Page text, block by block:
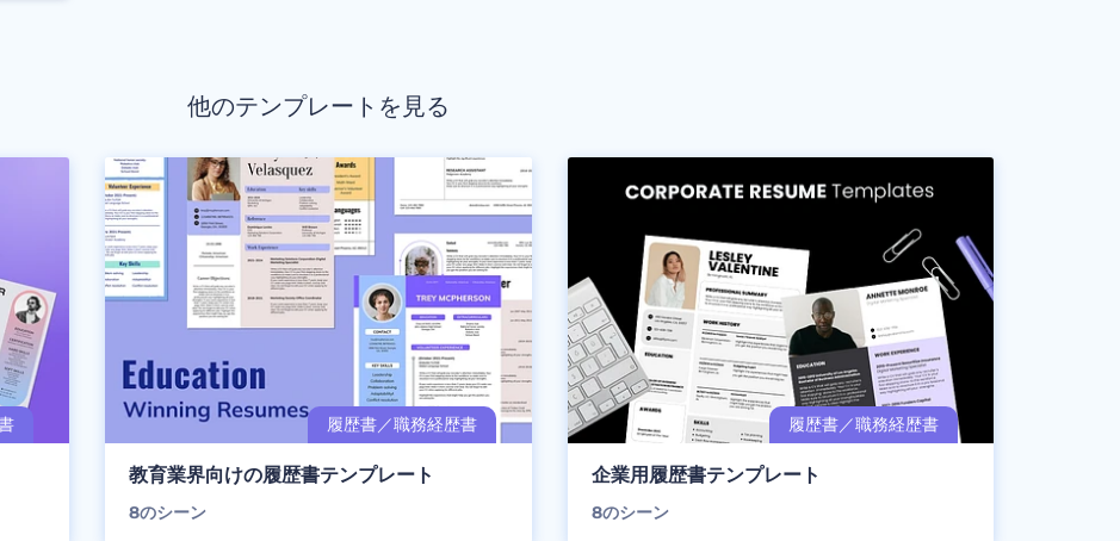
他のテンプレートを見る
教育業界向けの履歴書テンプレート
8のシーン
企業用履歴書テンプレート
8のシーン